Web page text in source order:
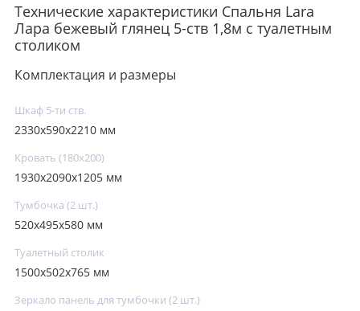
Технические характеристики Спальня Lara
Лара бежевый глянец 5-ств 1,8м с туалетным
столиком
Комплектация и размеры
Шкаф 5-ти ств.
2330x590x2210 мм
Кровать (180х200)
1930x2090x1205 мм
Тумбочка (2 шт.)
520x495x580 мм
Туалетный столик
1500x502x765 мм
Зеркало панель для тумбочки (2 шт.)